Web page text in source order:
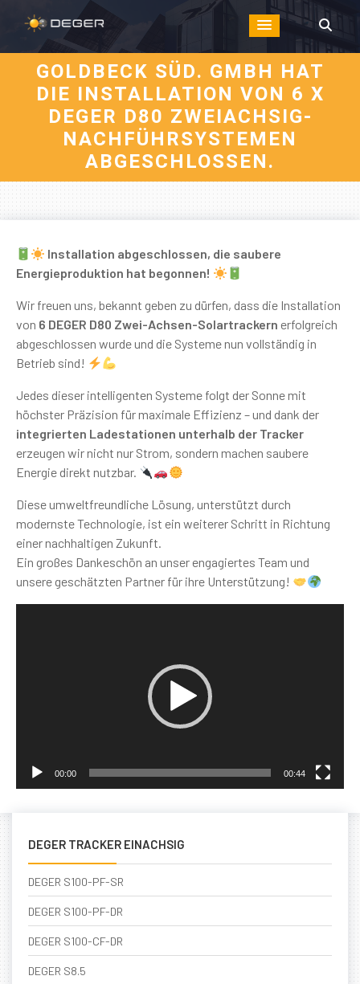
GOLDBECK SÜD. GMBH HAT
DIE INSTALLATION VON 6 X
DEGER D80 ZWEIACHSIG-
NACHFÜHRSYSTEMEN
ABGESCHLOSSEN.
Installation abgeschlossen, die saubere
Energieproduktion hat begonnen!
Wir freuen uns, bekannt geben zu dürfen, dass die Installation
von 6 DEGER D80 Zwei-Achsen-Solartrackern erfolgreich
abgeschlossen wurde und die Systeme nun vollständig in
Betrieb sind!
Jedes dieser intelligenten Systeme folgt der Sonne mit
höchster Präzision für maximale Effizienz – und dank der
integrierten Ladestationen unterhalb der Tracker
erzeugen wir nicht nur Strom, sondern machen saubere
Energie direkt nutzbar.
Diese umweltfreundliche Lösung, unterstützt durch
modernste Technologie, ist ein weiterer Schritt in Richtung
einer nachhaltigen Zukunft.
Ein großes Dankeschön an unser engagiertes Team und
unsere geschätzten Partner für ihre Unterstützung!
00:00 00:44
DEGER TRACKER EINACHSIG
DEGER S100-PF-SR
DEGER S100-PF-DR
DEGER S100-CF-DR
DEGER S8.5